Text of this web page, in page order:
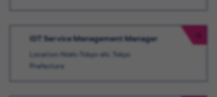
IDT Service Management Manager
Location: Nishi-Tokyo-shi, Tokyo
Prefecture